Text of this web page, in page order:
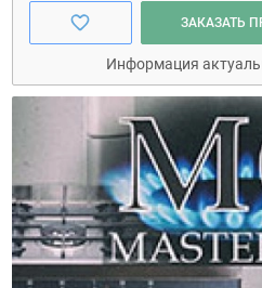
ЗАКАЗАТЬ
Информация